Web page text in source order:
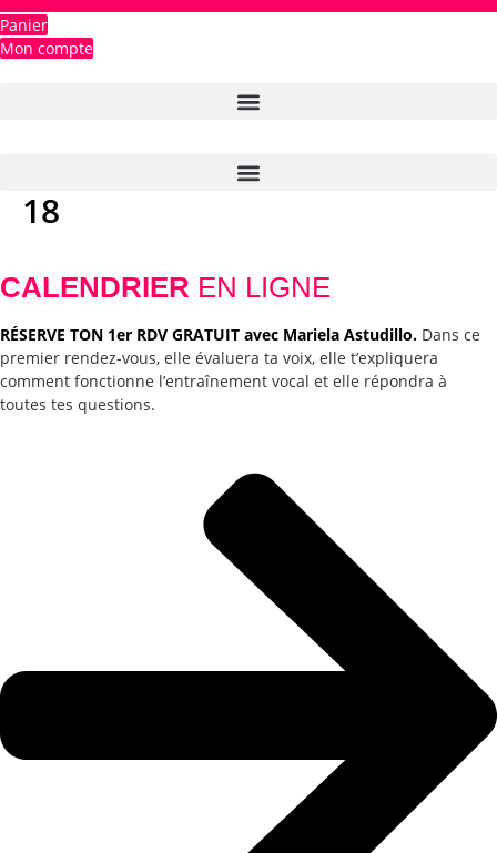
Panier
Mon compte
18
CALENDRIER EN LIGNE
RÉSERVE TON 1er RDV GRATUIT avec Mariela Astudillo. Dans ce
premier rendez-vous, elle évaluera ta voix, elle t’expliquera
comment fonctionne l’entraînement vocal et elle répondra à
toutes tes questions.